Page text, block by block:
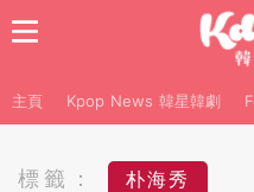
主頁 Kpop News 韓星韓劇
標籤： 朴海秀